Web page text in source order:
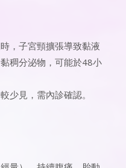
，子宮頸擴張導致黏液
稠分泌物，可能於48小
少見，需內診確認。